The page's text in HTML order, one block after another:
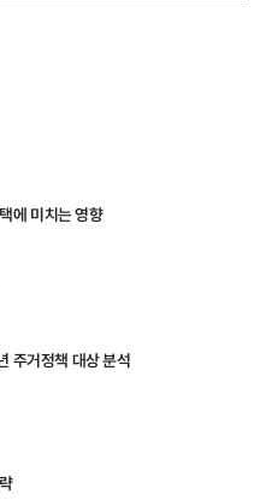
에 미치는 영향
주거정책 대상 분석